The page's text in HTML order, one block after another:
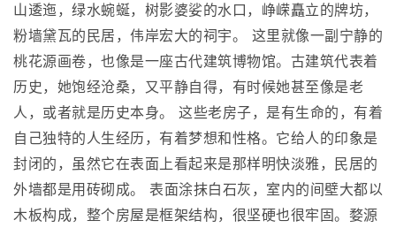
山逶迤，绿水蜿蜒，树影婆娑的水口，峥嵘矗立的牌坊，
粉墙黛瓦的民居，伟岸宏大的祠宇。 这里就像一副宁静的
桃花源画卷，也像是一座古代建筑博物馆。古建筑代表着
历史，她饱经沧桑，又平静自得，有时候她甚至像是老
人，或者就是历史本身。 这些老房子，是有生命的，有着
自己独特的人生经历，有着梦想和性格。它给人的印象是
封闭的，虽然它在表面上看起来是那样明快淡雅，民居的
外墙都是用砖砌成。 表面涂抹白石灰，室内的间壁大都以
木板构成，整个房屋是框架结构，很坚硬也很牢固。婺源